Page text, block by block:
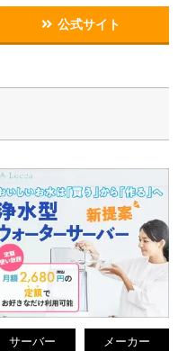
公式サイト
サーバー メーカー